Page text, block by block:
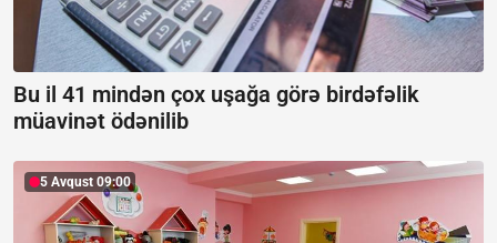
Bu il 41 mindən çox uşağa görə birdəfəlik
müavinət ödənilib
5 Avqust 09:00